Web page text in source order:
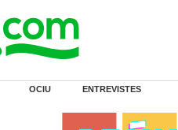
OCIU ENTREVISTES